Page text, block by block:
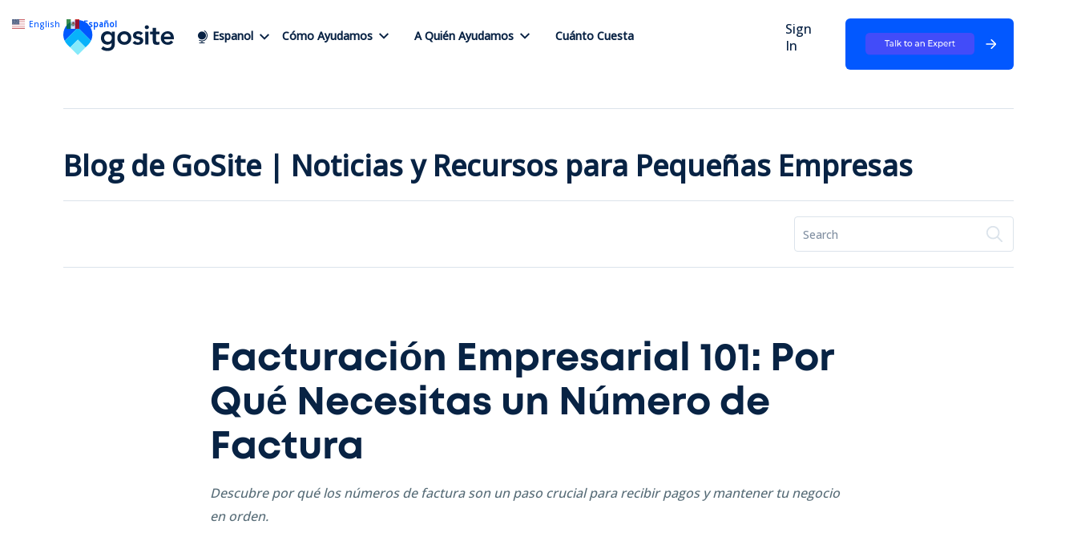
Espanol Cómo Ayudamos A Quién Ayudamos Cuánto Cuesta
Sign
In
Blog de GoSite | Noticias y Recursos para Pequeñas Empresas
Facturación Empresarial 101: Por
Qué Necesitas un Número de
Factura
Descubre por qué los números de factura son un paso crucial para recibir pagos y mantener tu negocio
en orden.
English Español